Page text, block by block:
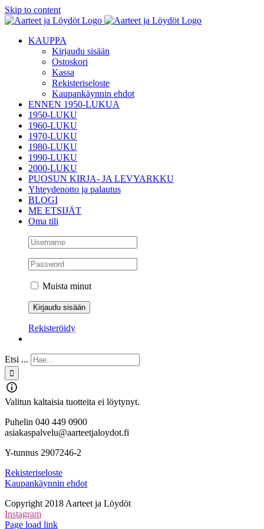
Skip to content
KAUPPA
Kirjaudu sisään
Ostoskori
Kassa
Rekisteriseloste
Kaupankäynnin ehdot
ENNEN 1950-LUKUA
1950-LUKU
1960-LUKU
1970-LUKU
1980-LUKU
1990-LUKU
2000-LUKU
PUOSUN KIRJA- JA LEVYARKKU
Yhteydenotto ja palautus
BLOGI
ME ETSIJÄT
Oma tili
Muista minut
Rekisteröidy
Etsi ...
Valitun kaltaisia tuotteita ei löytynyt.
Puhelin 040 449 0900
asiakaspalvelu@aarteetjaloydot.fi
Y-tunnus 2907246-2
Rekisteriseloste
Kaupankäynnin ehdot
Copyright 2018 Aarteet ja Löydöt
Instagram
Page load link